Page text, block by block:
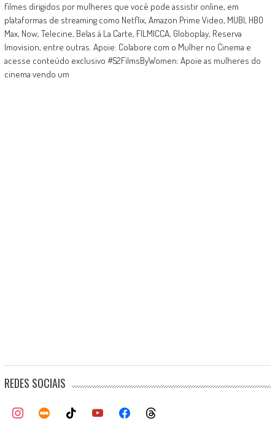
filmes dirigidos por mulheres que você pode assistir online, em
plataformas de streaming como Netflix, Amazon Prime Video, MUBI, HBO
Max, Now, Telecine, Belas à La Carte, FILMICCA, Globoplay, Reserva
Imovision, entre outras. Apoie: Colabore com o Mulher no Cinema e
acesse conteúdo exclusivo #52FilmsByWomen: Apoie as mulheres do
cinema vendo um
REDES SOCIAIS